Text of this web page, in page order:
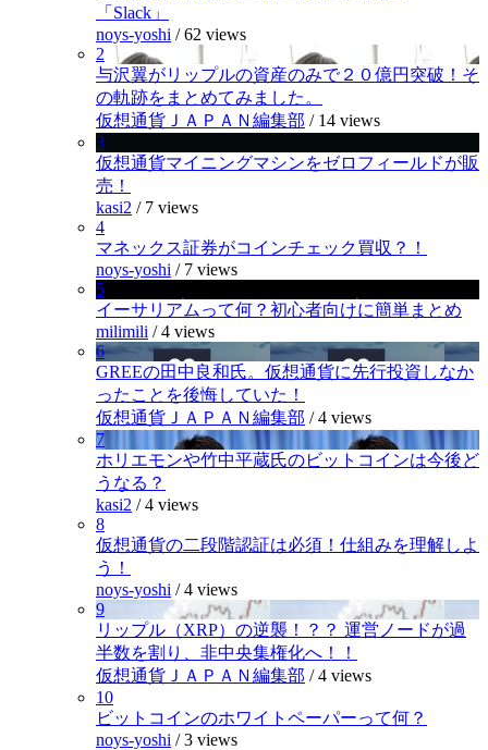
「Slack」
noys-yoshi /62 views
2
与沢翼がリップルの資産のみで２０億円突破！そ
の軌跡をまとめてみました。
仮想通貨ＪＡＰＡＮ編集部 / 14 views
3
仮想通貨マイニングマシンをゼロフィールドが販
売！
kasi2 / 7 views
4
マネックス証券がコインチェック買収？！
noys-yoshi / 7 views
5
イーサリアムって何？初心者向けに簡単まとめ
milimili /4 views
6
GREEの田中良和氏。仮想通貨に先行投資しなか
ったことを後悔していた！
仮想通貨ＪＡＰＡＮ編集部 /4 views
7
ホリエモンや竹中平蔵氏のビットコインは今後ど
うなる？
kasi2 /4 views
8
仮想通貨の二段階認証は必須！仕組みを理解しよ
う！
noys-yoshi /4 views
9
リップル（XRP）の逆襲！？？ 運営ノードが過
半数を割り、非中央集権化へ！！
仮想通貨ＪＡＰＡＮ編集部 /4 views
10
ビットコインのホワイトペーパーって何？
noys-yoshi /3 views